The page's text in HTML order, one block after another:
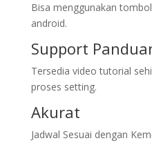
Bisa menggunakan
android.
Support
Tersedia video tutorial
proses setting.
Akurat
Jadwal Sesuai dengan